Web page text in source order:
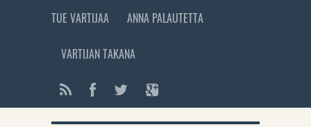
TUE VARTIJAA ANNA PALAUTETTA
VARTIJAN TAKANA